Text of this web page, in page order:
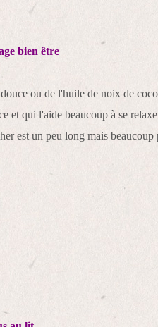
bien être
ou de l'huile de noix de
et qui l'aide beaucoup à se
est un peu long mais